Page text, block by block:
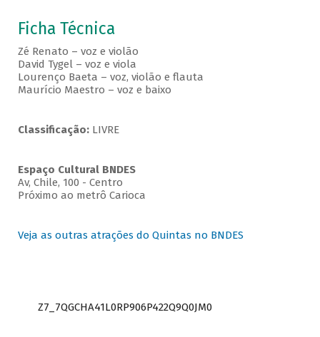
Ficha Técnica
Zé Renato – voz e violão
David Tygel – voz e viola
Lourenço Baeta – voz, violão e flauta
Maurício Maestro – voz e baixo
Classificação: LIVRE
Espaço Cultural BNDES
Av, Chile, 100 - Centro
Próximo ao metrô Carioca
Veja as outras atrações do Quintas no BNDES
Z7_7QGCHA41L0RP906P422Q9Q0JM0